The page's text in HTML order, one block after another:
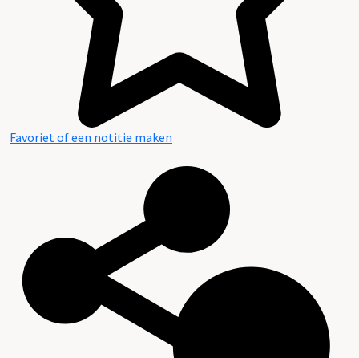
Favoriet of een notitie maken